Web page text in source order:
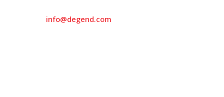
info@degend.com